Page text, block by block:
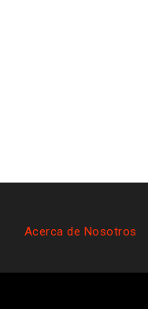
Acerca de Nosotros